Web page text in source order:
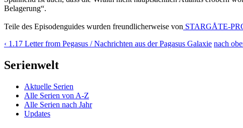
Belagerung“.
Teile des Episodenguides wurden freundlicherweise von STARGÅTE-
‹ 1.17 Letter from Pegasus / Nachrichten aus der Pagasus Galaxie nach
Serienwelt
Aktuelle Serien
Alle Serien von A-Z
Alle Serien nach Jahr
Updates